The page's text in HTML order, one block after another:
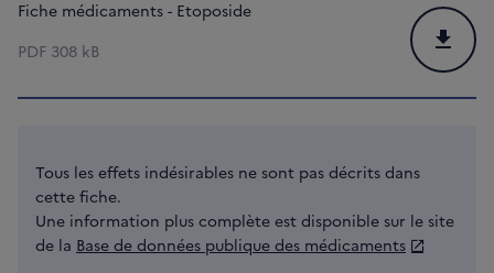
Fiche médicaments - Etoposide
PDF 308 kB
Tous les effets indésirables ne sont pas décrits dans
cette fiche.
Une information plus complète est disponible sur le site
de la Base de données publique des médicaments